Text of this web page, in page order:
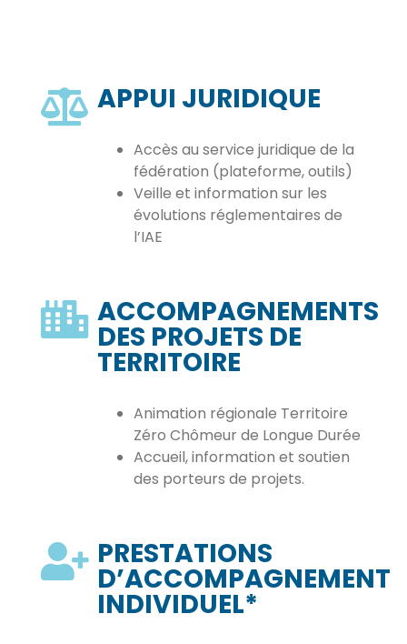
APPUI JURIDIQUE
Accès au service juridique de la
fédération (plateforme, outils)
Veille et information sur les
évolutions réglementaires de
l’IAE
ACCOMPAGNEMENTS
DES PROJETS DE
TERRITOIRE
Animation régionale Territoire
Zéro Chômeur de Longue Durée
Accueil, information et soutien
des porteurs de projets.
PRESTATIONS
D’ACCOMPAGNEMENT
INDIVIDUEL*